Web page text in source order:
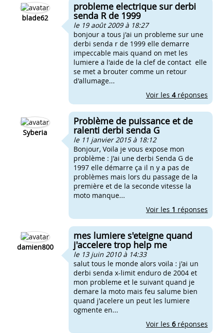
blade62
probleme electrique sur derbi
senda R de 1999
le 19 août 2009 à 18:27
bonjour a tous j'ai un probleme sur une
derbi senda r de 1999 elle demarre
impeccable mais quand on met les
lumiere a l'aide de la clef de contact elle
se met a brouter comme un retour
d'allumage...
Voir les 4réponses
Syberia
Problème de puissance et de
ralenti derbi senda G
le 11 janvier 2015 à 18:12
Bonjour, Voila je vous expose mon
problème : J'ai une derbi Senda G de
1997 elle démarre ça il n y a pas de
problèmes mais lors du passage de la
première et de la seconde vitesse la
moto manque...
Voir les 1 réponses
damien800
mes lumiere s'eteigne quand
j'accelere trop help me
le 13 juin 2010 à 14:33
salut tous le monde alors voila : j'ai un
derbi senda x-limit enduro de 2004 et
mon probleme et le suivant quand je
demare la moto mais feu salume bien
quand j'acelere un peut les lumiere
ogmente en...
Voir les 6 réponses